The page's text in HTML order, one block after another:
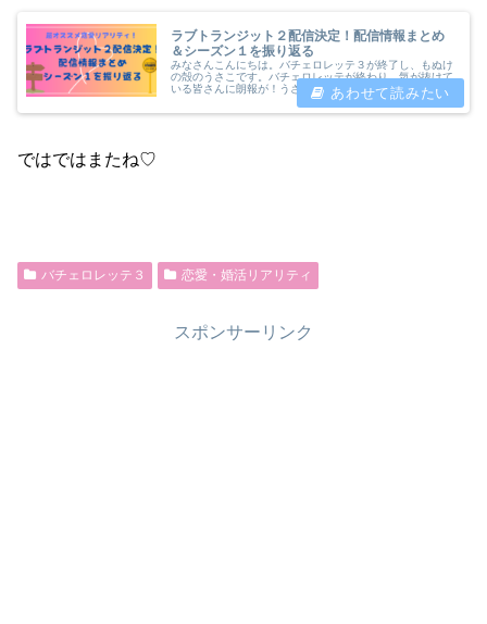
ラブトランジット２配信決定！配信情報まとめ
＆シーズン１を振り返る
みなさんこんにちは。バチェロレッテ３が終了し、もぬけ
の殻のうさこです。バチェロレッテが終わり、気が抜けて
いる皆さんに朗報が！うさこラブトランジット２、配信決
定！！！（歓喜）本記事では、ラブトランジット２はどこ
で...
ではではまたね♡
バチェロレッテ３ 恋愛・婚活リアリティ
スポンサーリンク